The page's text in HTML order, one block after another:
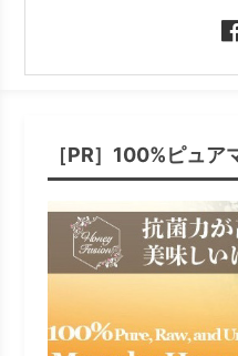
［PR］100%ピュア